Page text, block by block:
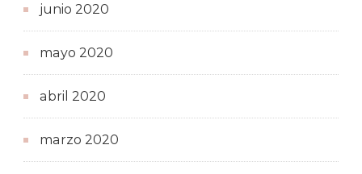
junio 2020
mayo 2020
abril 2020
marzo 2020